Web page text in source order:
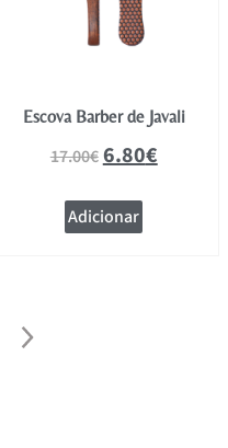
Escova Barber de Javali
17.00€6.80€
Adicionar